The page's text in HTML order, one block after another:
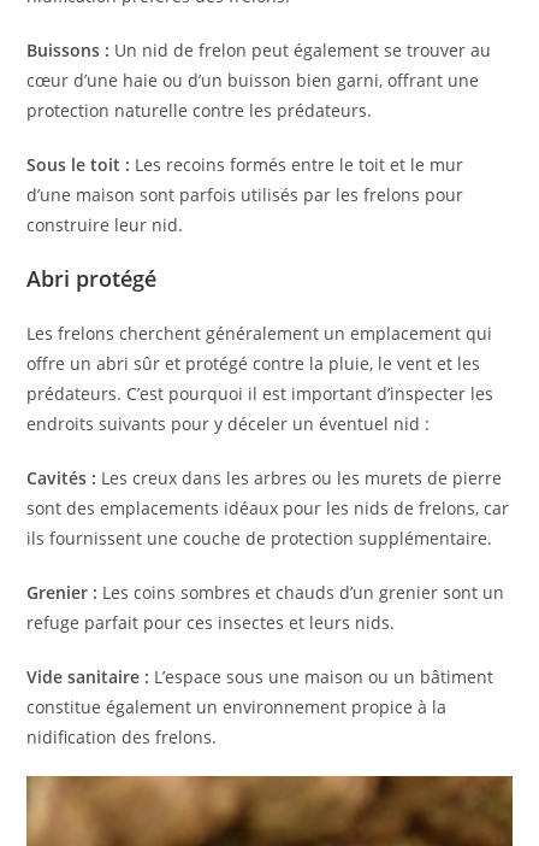
Buissons : Un nid de frelon peut également se trouver au
cœur d’une haie ou d’un buisson bien garni, offrant une
protection naturelle contre les prédateurs.
Sous le toit : Les recoins formés entre le toit et le mur
d’une maison sont parfois utilisés par les frelons pour
construire leur nid.
Abri protégé
Les frelons cherchent généralement un emplacement qui
offre un abri sûr et protégé contre la pluie, le vent et les
prédateurs. C’est pourquoi il est important d’inspecter les
endroits suivants pour y déceler un éventuel nid :
Cavités : Les creux dans les arbres ou les murets de pierre
sont des emplacements idéaux pour les nids de frelons, car
ils fournissent une couche de protection supplémentaire.
Grenier : Les coins sombres et chauds d’un grenier sont un
refuge parfait pour ces insectes et leurs nids.
Vide sanitaire : L’espace sous une maison ou un bâtiment
constitue également un environnement propice à la
nidification des frelons.